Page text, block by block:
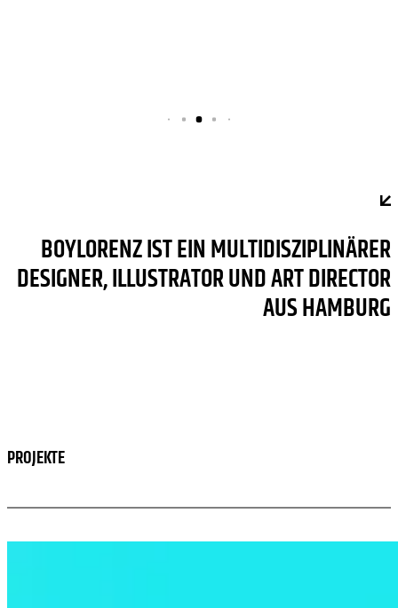
BOYLORENZ IST EIN MULTIDISZIPLINÄRER
DESIGNER, ILLUSTRATOR UND ART DIRECTOR
AUS HAMBURG
PROJEKTE